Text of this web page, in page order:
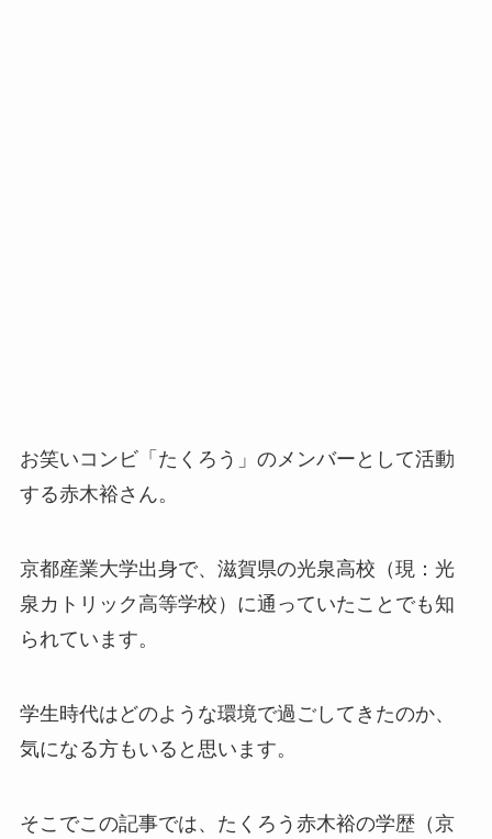
お笑いコンビ「たくろう」のメンバーとして活動
する赤木裕さん。
京都産業大学出身で、滋賀県の光泉高校（現：光
泉カトリック高等学校）に通っていたことでも知
られています。
学生時代はどのような環境で過ごしてきたのか、
気になる方もいると思います。
そこでこの記事では、たくろう赤木裕の学歴（京